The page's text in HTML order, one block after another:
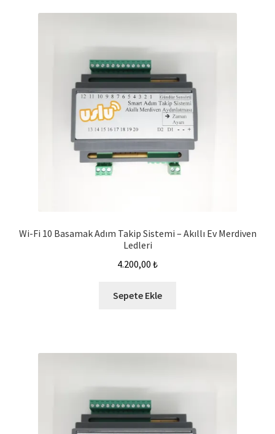
Wi-Fi 10 Basamak Adım Takip Sistemi – Akıllı Ev Merdiven
Ledleri
4.200,00 ₺
Sepete Ekle